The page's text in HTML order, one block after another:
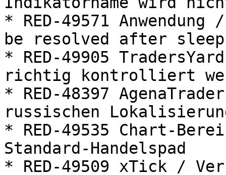
* RED-49571
be resolved after sleep
* RED-49905
richtig kontrolliert
* RED-48397
russischen
* RED-49535 Chart-
Standard-Handelspad
* RED-49509 xTick /